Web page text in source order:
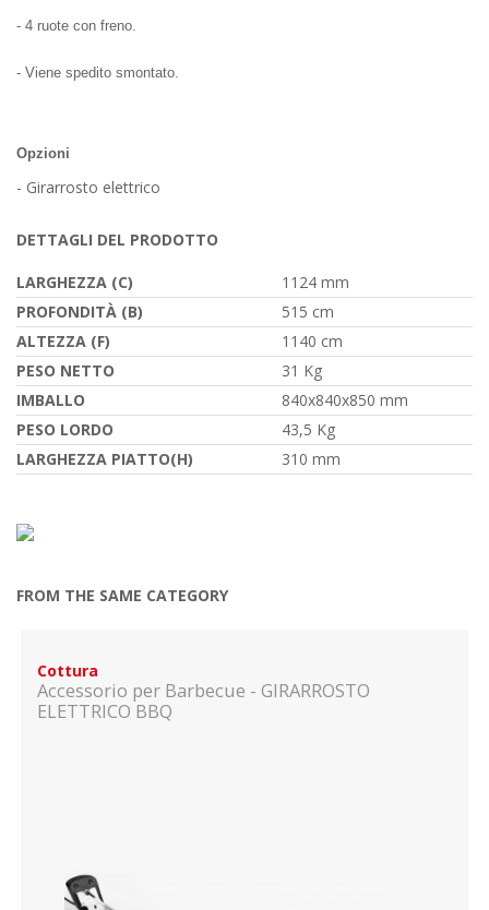
- 4 ruote con freno.
- Viene spedito smontato.
Opzioni
- Girarrosto elettrico
DETTAGLI DEL PRODOTTO
LARGHEZZA (C)
1124 mm
PROFONDITÀ (B)
515 cm
ALTEZZA (F)
1140 cm
PESO NETTO
31 Kg
IMBALLO
840x840x850 mm
PESO LORDO
43,5 Kg
LARGHEZZA PIATTO(H)
310 mm
FROM THE SAME CATEGORY
Cottura
Accessorio per Barbecue - GIRARROSTO
ELETTRICO BBQ